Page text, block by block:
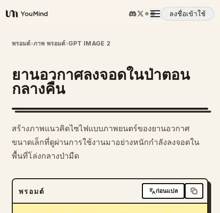
YouMind
ลงชื่อเข้าใช้
ภาพรวม
กรณีการใช้งาน
ทักษะ
พรอมต์
ดาวน์โหลด
พรอมต์›ภาพ พรอมต์›GPT IMAGE 2
ยานอวกาศลงจอดในป่าตอน
กลางคืน
สร้างภาพแนวคิดไซไฟแบบภาพยนตร์ของยานอวกาศ
ขนาดเล็กที่ดูผ่านการใช้งานมาอย่างหนักกำลังลงจอดใน
พื้นที่โล่งกลางป่ามืด
พรอมต์ ก่อนแปล